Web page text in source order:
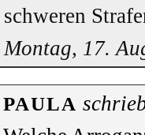
schweren
Montag, 17.
PAULA